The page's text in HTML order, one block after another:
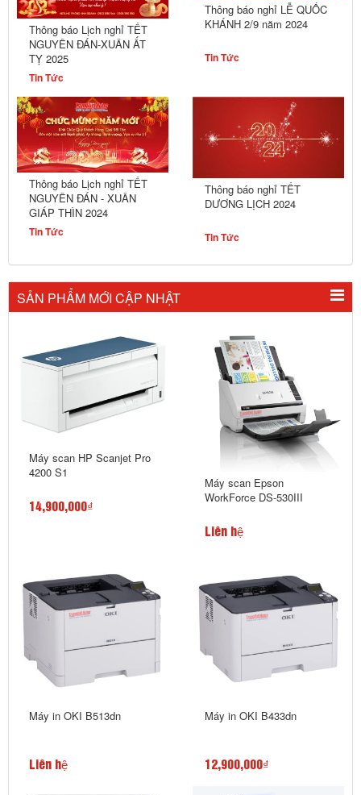
Thông báo Lịch nghỉ TẾT
NGUYÊN ĐÁN-XUÂN ẤT
TỴ 2025
Tin Tức
Thông báo nghỉ LỄ QUỐC
KHÁNH 2/9 năm 2024
Tin Tức
Thông báo Lịch nghỉ TẾT
NGUYÊN ĐÁN - XUÂN
GIÁP THÌN 2024
Tin Tức
Thông báo nghỉ TẾT
DƯƠNG LỊCH 2024
Tin Tức
SẢN PHẨM MỚI CẬP NHẬT
Máy scan HP Scanjet Pro
4200 S1
14,900,000₫
Máy scan Epson
WorkForce DS-530III
Liên hệ
Máy in OKI B513dn
Liên hệ
Máy in OKI B433dn
12,900,000₫